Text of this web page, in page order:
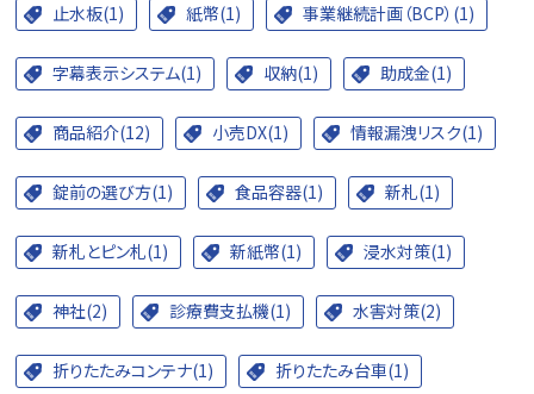
止水板(1) 紙幣(1) 事業継続計画（BCP）(1)
字幕表示システム(1) 収納(1) 助成金(1)
商品紹介(12) 小売DX(1) 情報漏洩リスク(1)
錠前の選び方(1) 食品容器(1) 新札(1)
新札とピン札(1) 新紙幣(1) 浸水対策(1)
神社(2) 診療費支払機(1) 水害対策(2)
折りたたみコンテナ(1) 折りたたみ台車(1)